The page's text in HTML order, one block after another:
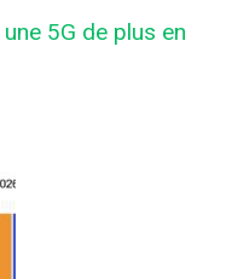
5G de plus en